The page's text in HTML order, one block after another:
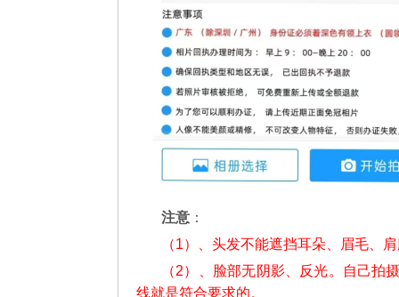
注意 ：
（1）、头发不能遮挡耳朵、眉毛、
（2）、脸部无阴影、反光。自己拍
线就是符合要求的。